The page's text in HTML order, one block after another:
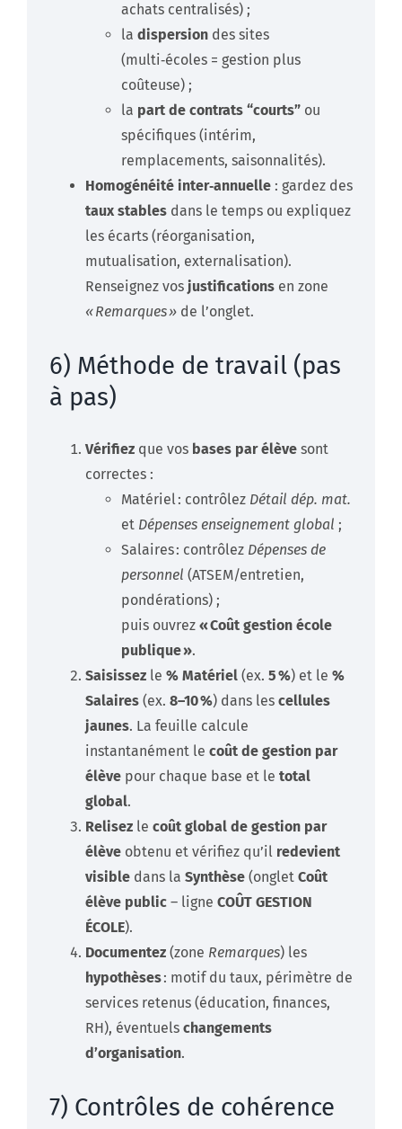
achats centralisés) ;
la dispersion des sites
(multi‑écoles = gestion plus
coûteuse) ;
la part de contrats “courts” ou
spécifiques (intérim,
remplacements, saisonnalités).
Homogénéité inter‑annuelle : gardez des
taux stables dans le temps ou expliquez
les écarts (réorganisation,
mutualisation, externalisation).
Renseignez vos justifications en zone
« Remarques » de l’onglet.
6) Méthode de travail (pas
à pas)
Vérifiez que vos bases par élève sont
correctes :
Matériel : contrôlez Détail dép. mat.
et Dépenses enseignement global ;
Salaires : contrôlez Dépenses de
personnel (ATSEM/entretien,
pondérations) ;
puis ouvrez « Coût gestion école
publique ».
Saisissez le % Matériel (ex. 5 %) et le %
Salaires (ex. 8–10 %) dans les cellules
jaunes. La feuille calcule
instantanément le coût de gestion par
élève pour chaque base et le total
global.
Relisez le coût global de gestion par
élève obtenu et vérifiez qu’il redevient
visible dans la Synthèse (onglet Coût
élève public – ligne COÛT GESTION
ÉCOLE).
Documentez (zone Remarques) les
hypothèses: motif du taux, périmètre de
services retenus (éducation, finances,
RH), éventuels changements
d’organisation.
7) Contrôles de cohérence